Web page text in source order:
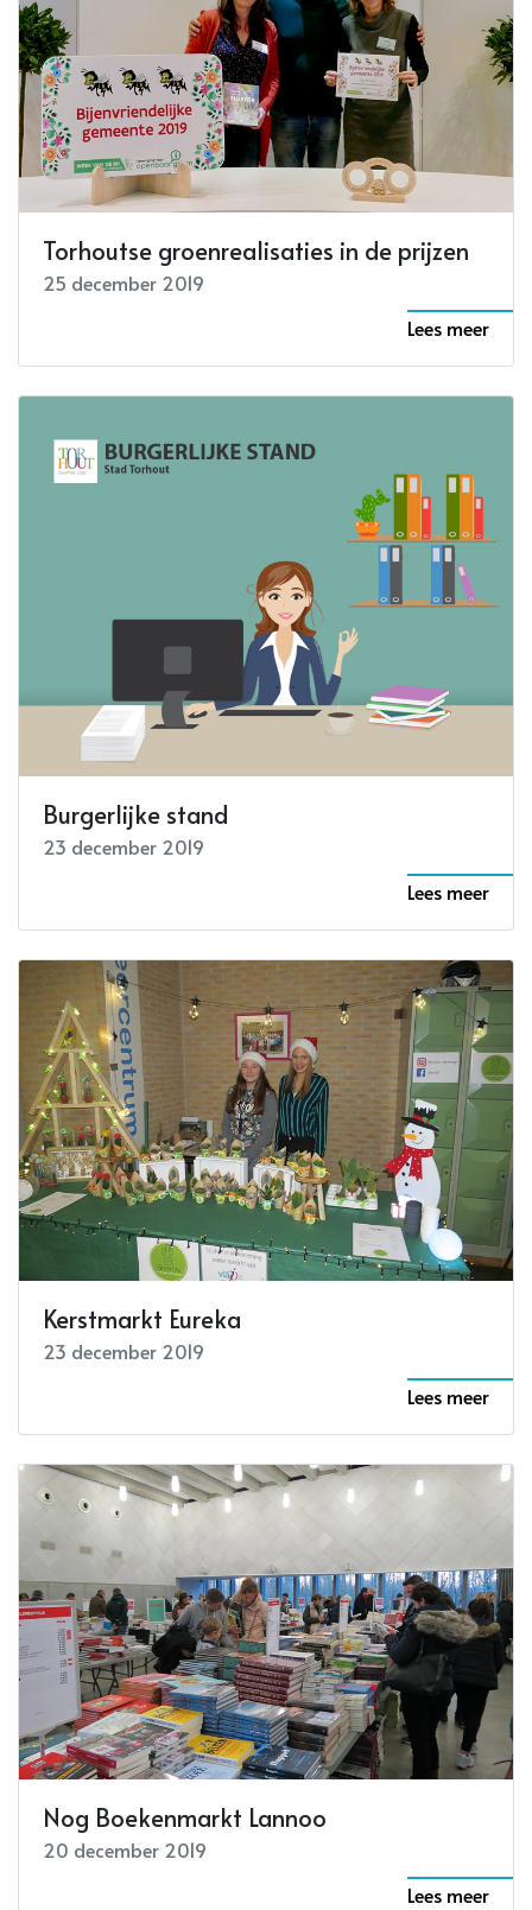
Torhoutse groenrealisaties in de prijzen
25 december 2019
Lees meer
Burgerlijke stand
23 december 2019
Lees meer
Kerstmarkt Eureka
23 december 2019
Lees meer
Nog Boekenmarkt Lannoo
20 december 2019
Lees meer